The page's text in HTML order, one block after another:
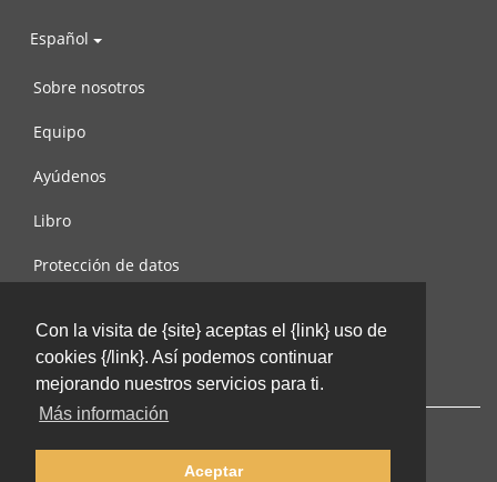
Con la visita de {site} aceptas el {link} uso de
cookies {/link}. Así podemos continuar
mejorando nuestros servicios para ti.
Más información
Aceptar
Español
Sobre nosotros
Equipo
Ayúdenos
Libro
Protección de datos
Contáctenos